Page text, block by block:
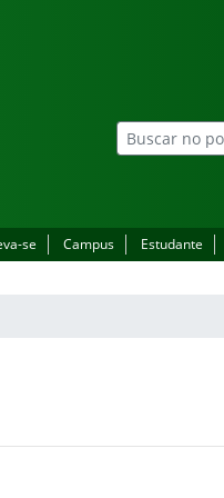
se Campus Estudante